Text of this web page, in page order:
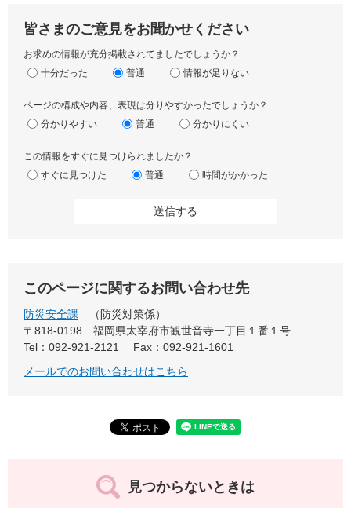
皆さまのご意見をお聞かせください
お求めの情報が充分掲載されてましたでしょうか？
十分だった
普通 情報が足りない
ページの構成や内容、表現は分りやすかったでしょうか？
分かりやすい
普通 分かりにくい
この情報をすぐに見つけられましたか？
すぐに見つけた
普通 時間がかかった
このページに関するお問い合わせ先
防災安全課
防災対策係
〒818-0198
福岡県太宰府市観世音寺一丁目１番１号
Tel：092-921-2121
Fax：092-921-1601
メールでのお問い合わせはこちら
見つからないときは